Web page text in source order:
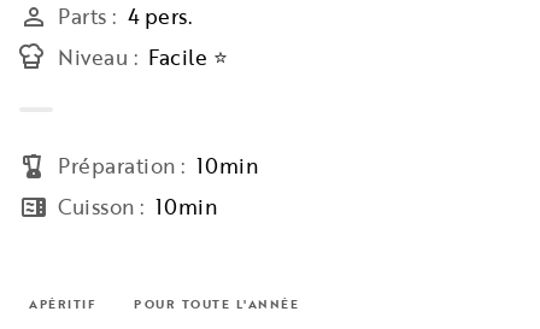
person_outline Parts : 4 pers.
Niveau : Facile ⭐
blender Préparation : 10min
microwave Cuisson : 10min
APÉRITIF POUR TOUTE L'ANNÉE